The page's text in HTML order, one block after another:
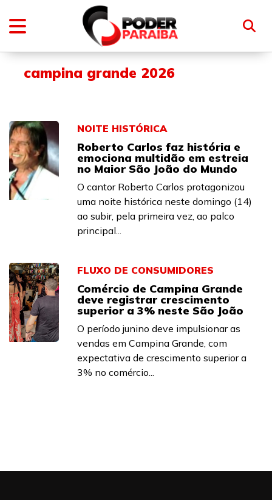
campina grande 2026
NOITE HISTÓRICA
Roberto Carlos faz história e
emociona multidão em estreia
no Maior São João do Mundo
O cantor Roberto Carlos protagonizou
uma noite histórica neste domingo (14)
ao subir, pela primeira vez, ao palco
principal...
FLUXO DE CONSUMIDORES
Comércio de Campina Grande
deve registrar crescimento
superior a 3% neste São João
O período junino deve impulsionar as
vendas em Campina Grande, com
expectativa de crescimento superior a
3% no comércio...